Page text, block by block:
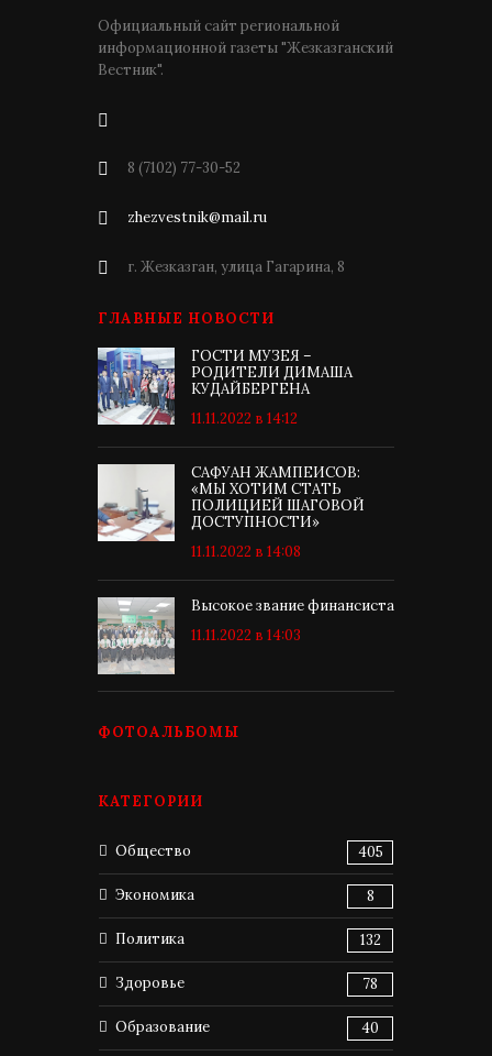
Официальный сайт региональной
информационной газеты "Жезказганский
Вестник".
8 (7102) 77-30-52
zhezvestnik@mail.ru
г. Жезказган, улица Гагарина, 8
ГЛАВНЫЕ НОВОСТИ
ГОСТИ МУЗЕЯ –
РОДИТЕЛИ ДИМАША
КУДАЙБЕРГЕНА
11.11.2022 в 14:12
САФУАН ЖАМПЕИСОВ:
«МЫ ХОТИМ СТАТЬ
ПОЛИЦИЕЙ ШАГОВОЙ
ДОСТУПНОСТИ»
11.11.2022 в 14:08
Высокое звание финансиста
11.11.2022 в 14:03
ФОТОАЛЬБОМЫ
КАТЕГОРИИ
Общество 405
Экономика 8
Политика 132
Здоровье 78
Образование 40